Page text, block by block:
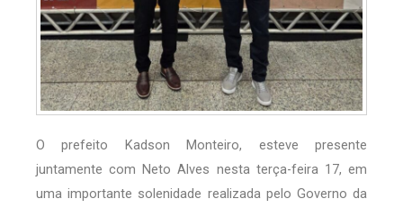
O prefeito Kadson Monteiro, esteve presente
juntamente com Neto Alves nesta terça-feira 17, em
uma importante solenidade realizada pelo Governo da